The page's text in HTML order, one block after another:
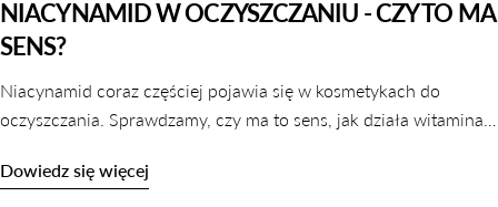
NIACYNAMID W OCZYSZCZANIU - CZY TO MA
SENS?
Niacynamid coraz częściej pojawia się w kosmetykach do
oczyszczania. Sprawdzamy, czy ma to sens, jak działa witamina
Dowiedz się więcej